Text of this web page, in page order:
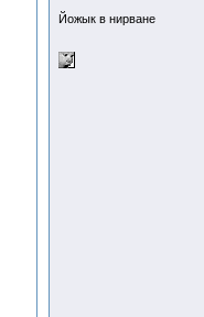
Йожык в нирване